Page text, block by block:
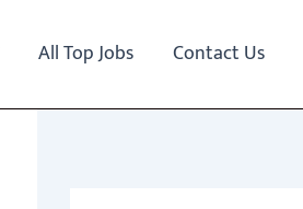
All Top Jobs Contact Us